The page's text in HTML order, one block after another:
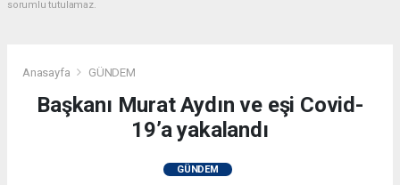
sorumlu tutulamaz.
Anasayfa GÜNDEM
Başkanı Murat Aydın ve eşi Covid-
19’a yakalandı
GÜNDEM